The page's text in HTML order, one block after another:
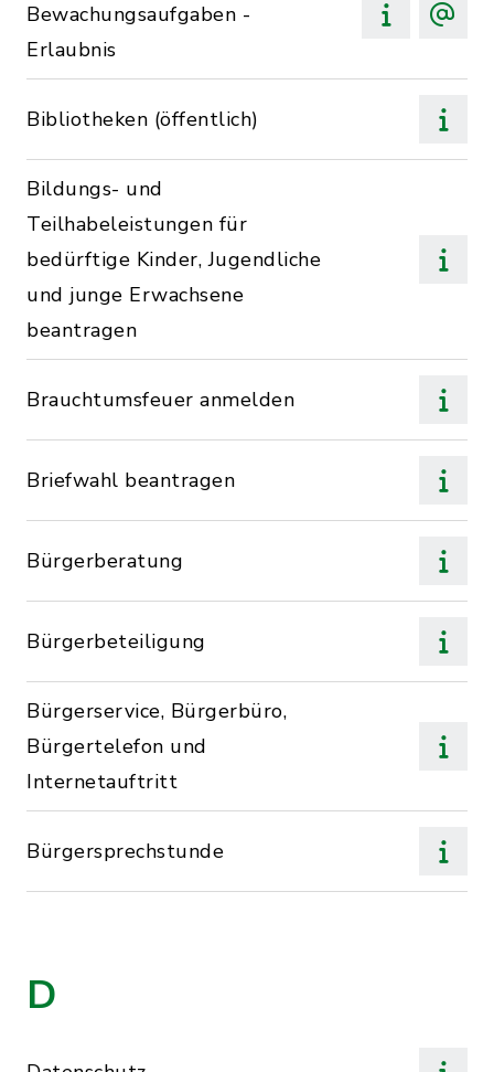
Bewachungsaufgaben -
Erlaubnis
Bibliotheken (öffentlich)
Bildungs- und
Teilhabeleistungen für
bedürftige Kinder, Jugendliche
und junge Erwachsene
beantragen
Brauchtumsfeuer anmelden
Briefwahl beantragen
Bürgerberatung
Bürgerbeteiligung
Bürgerservice, Bürgerbüro,
Bürgertelefon und
Internetauftritt
Bürgersprechstunde
D